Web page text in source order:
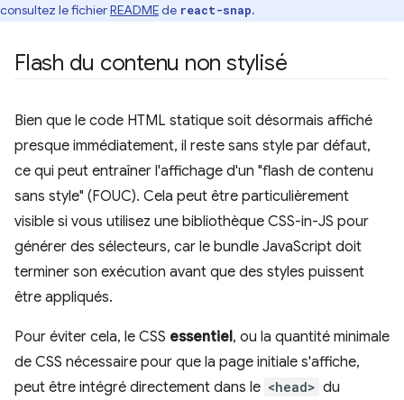
consultez le fichierREADMEde react-snap.
Flash du contenu non stylisé
Bien que le code HTML statique soit désormais affiché
presque immédiatement, il reste sans style par défaut,
ce qui peut entraîner l'affichage d'un "flash de contenu
sans style" (FOUC). Cela peut être particulièrement
visible si vous utilisez une bibliothèque CSS-in-JS pour
générer des sélecteurs, car le bundle JavaScript doit
terminer son exécution avant que des styles puissent
être appliqués.
Pour éviter cela, le CSS essentiel, ou la quantité minimale
de CSS nécessaire pour que la page initiale s'affiche,
peut être intégré directement dans le <head> du